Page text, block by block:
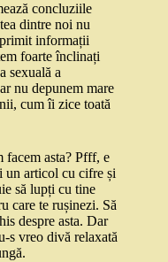
concluziile
dintre noi nu
informații
foarte înclinați
sexuală a
nu depunem mare
cum îi zice toată
facem asta? Pfff, e
un articol cu cifre și
să lupți cu tine
care te rușinezi. Să
despre asta. Dar
s vreo divă relaxată